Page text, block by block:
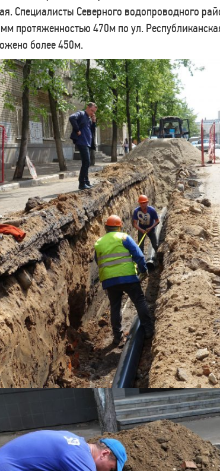
Специалисты Северного водопроводного
протяженностью 470м по ул.
более 450м.